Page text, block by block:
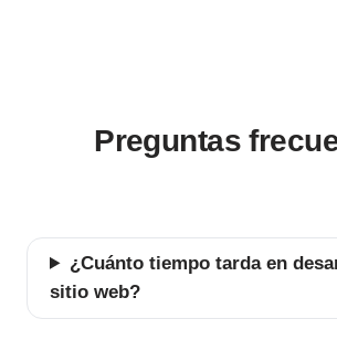
Preguntas
¿Cuánto tiempo tarda en
sitio web?